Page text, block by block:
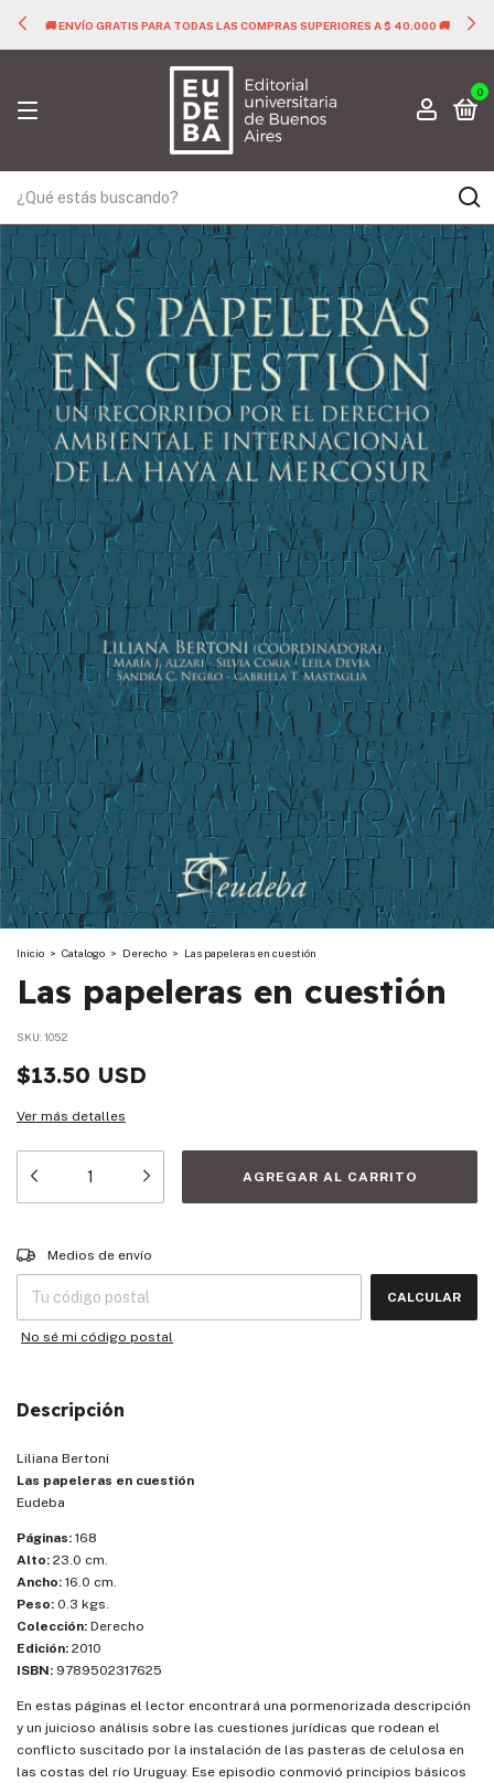
A $ 40.000 🚚 🚚 ENVÍO GRATIS PARA TODAS LAS COMPRAS
0
Inicio > Catalogo > Derecho > Las papeleras en cuestión
Las papeleras en cuestión
SKU: 1052
$13.50 USD
Ver más detalles
Entregas para el CP:
Medios de envío
CALCULAR
No sé mi código postal
Descripción
Liliana Bertoni
Las papeleras en cuestión
Eudeba
Páginas: 168
Alto: 23.0 cm.
Ancho: 16.0 cm.
Peso: 0.3 kgs.
Colección: Derecho
Edición: 2010
ISBN: 9789502317625
En estas páginas el lector encontrará una pormenorizada descripción
y un juicioso análisis sobre las cuestiones jurídicas que rodean el
conflicto suscitado por la instalación de las pasteras de celulosa en
las costas del río Uruguay. Ese episodio conmovió principios básicos